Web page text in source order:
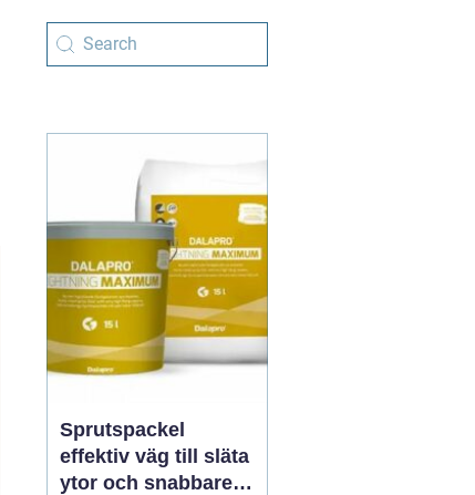
Sprutspackel
effektiv väg till släta
ytor och snabbare